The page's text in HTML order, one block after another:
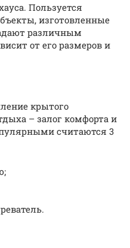
Пользуется
изготовленные
различным
от его размеров и
крытого
– залог комфорта и
считаются 3